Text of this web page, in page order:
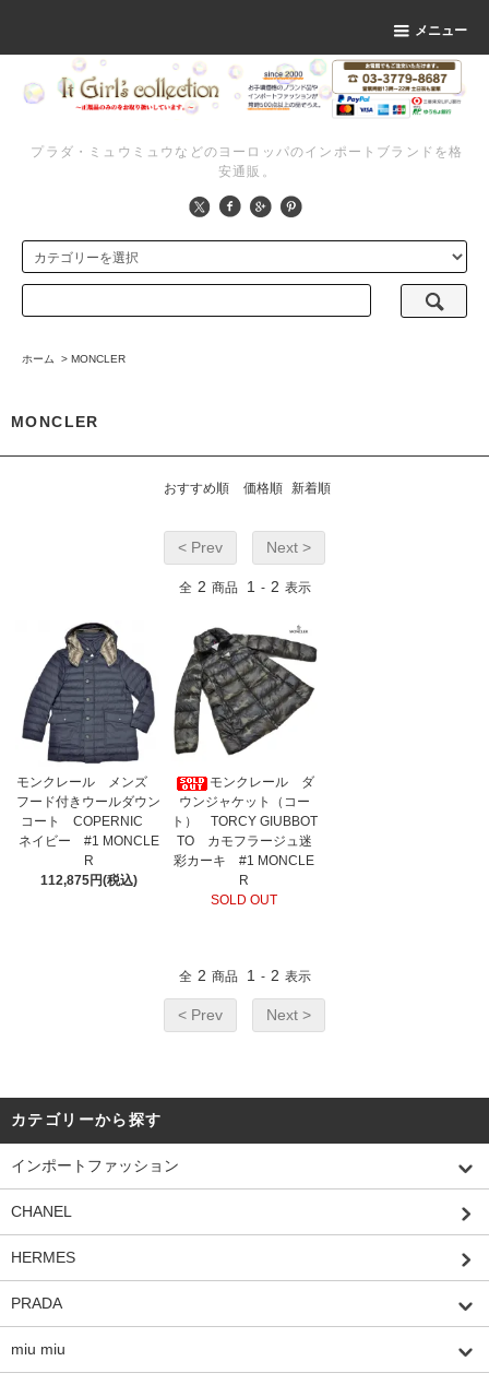
メニュー
プラダ・ミュウミュウなどのヨーロッパのインポートブランドを格
安通販。
ホーム > MONCLER
MONCLER
おすすめ順 価格順 新着順
< Prev Next >
全 2 商品 1 - 2 表示
モンクレール メンズ
フード付きウールダウン
コート COPERNIC
ネイビー #1 MONCLE
R
112,875円(税込)
モンクレール ダ
ウンジャケット（コー
ト） TORCY GIUBBOT
TO カモフラージュ迷
彩カーキ #1 MONCLE
R
SOLD OUT
全 2 商品 1 - 2 表示
< Prev Next >
カテゴリーから探す
インポートファッション
CHANEL
HERMES
PRADA
miu miu